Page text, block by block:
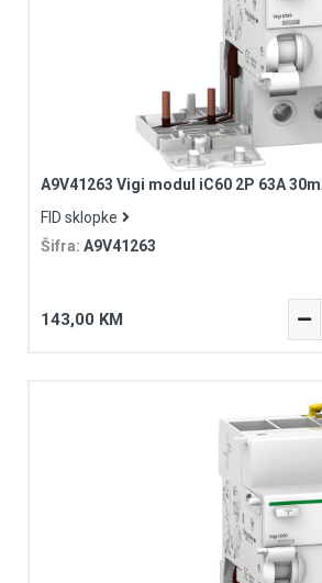
A9V41263 Vigi modul iC60 2P 63A
FID sklopke
Šifra: A9V41263
143,00 KM